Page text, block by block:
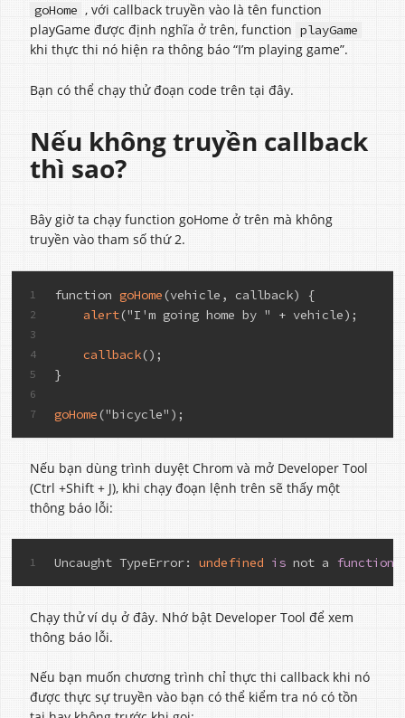
goHome , với callback truyền vào là tên function
playGame được định nghĩa ở trên, function playGame
khi thực thi nó hiện ra thông báo “I’m playing game”.
Bạn có thể chạy thử đoạn code trên tại đây.
Nếu không truyền callback
thì sao?
Bây giờ ta chạy function goHome ở trên mà không
truyền vào tham số thứ 2.
1
2
3
4
5
6
7
function goHome (vehicle, callback) {
alert("I'm going home by " + vehicle);
callback();
}
goHome ("bicycle");
Nếu bạn dùng trình duyệt Chrom và mở Developer Tool
(Ctrl +Shift + J), khi chạy đoạn lệnh trên sẽ thấy một
thông báo lỗi:
1 Uncaught TypeError: undefined is not a function
Chạy thử ví dụ ở đây. Nhớ bật Developer Tool để xem
thông báo lỗi.
Nếu bạn muốn chương trình chỉ thực thi callback khi nó
được thực sự truyền vào bạn có thể kiểm tra nó có tồn